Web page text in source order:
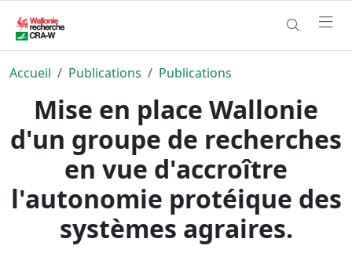
Accueil Publications Publications
Mise en place Wallonie
d'un groupe de recherches
en vue d'accroître
l'autonomie protéique des
systèmes agraires.